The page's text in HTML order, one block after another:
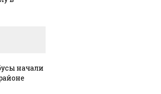
начали